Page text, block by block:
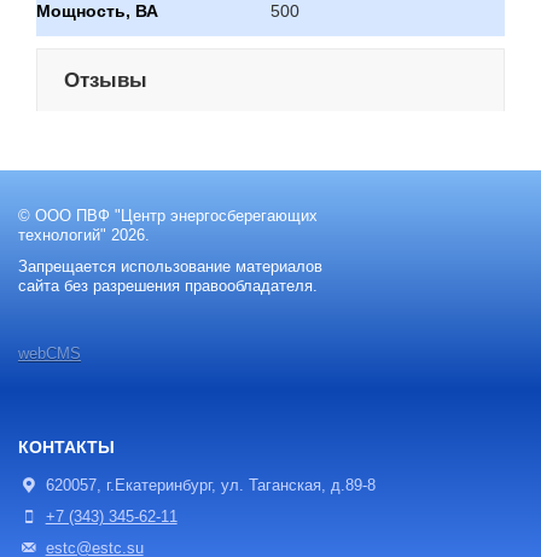
Мощность, ВА 500
Отзывы
© ООО ПВФ "Центр энергосберегающих
технологий" 2026.
Запрещается использование материалов
сайта без разрешения правообладателя.
webCMS
КОНТАКТЫ
620057, г.Екатеринбург, ул. Таганская, д.89-8
+7 (343) 345-62-11
estc@estc.su